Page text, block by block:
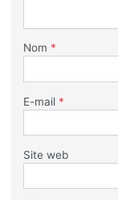
Nom *
E-mail *
Site web